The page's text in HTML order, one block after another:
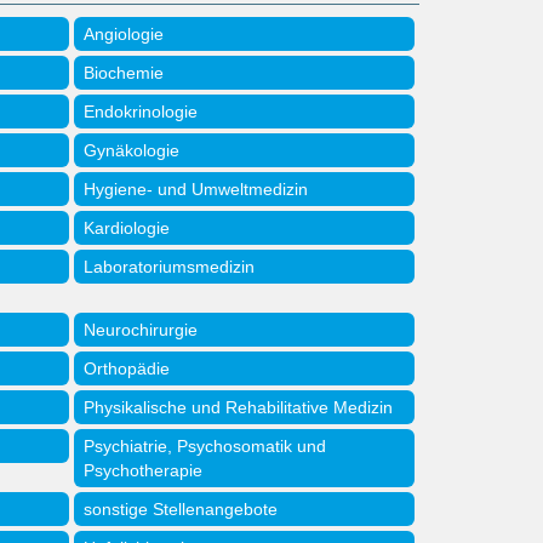
Angiologie
Biochemie
Endokrinologie
Gynäkologie
Hygiene- und Umweltmedizin
Kardiologie
Laboratoriumsmedizin
Neurochirurgie
Orthopädie
Physikalische und Rehabilitative Medizin
Psychiatrie, Psychosomatik und
Psychotherapie
sonstige Stellenangebote